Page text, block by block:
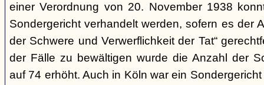
einer Verordnung von 20. November 1938
Sondergericht verhandelt werden, sofern es der
der Schwere und Verwerflichkeit der Tat“
der Fälle zu bewältigen wurde die Anzahl der
auf 74 erhöht. Auch in Köln war ein